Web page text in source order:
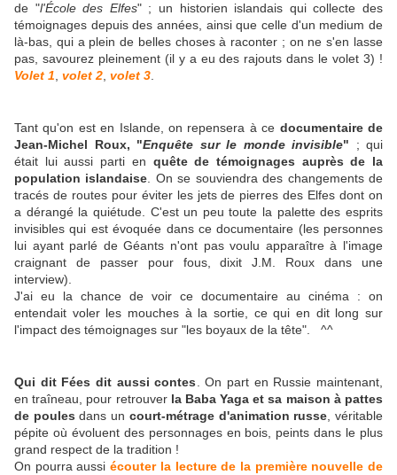
de "l'École des Elfes" ; un historien islandais qui collecte des
témoignages depuis des années, ainsi que celle d'un medium de
là-bas, qui a plein de belles choses à raconter ; on ne s'en lasse
pas, savourez pleinement (il y a eu des rajouts dans le volet 3) !
Volet 1 volet 2 volet 3
Tant qu'on est en Islande, on repensera à ce documentaire de
Jean-Michel Roux, "Enquête sur le monde invisible" ; qui
était lui aussi parti en quête de témoignages auprès de la
population islandaise . On se souviendra des changements de
tracés de routes pour éviter les jets de pierres des Elfes dont on
a dérangé la quiétude. C'est un peu toute la palette des esprits
invisibles qui est évoquée dans ce documentaire (les personnes
lui ayant parlé de Géants n'ont pas voulu apparaître à l'image
craignant de passer pour fous, dixit J.M. Roux dans une
interview).
J'ai eu la chance de voir ce documentaire au cinéma : on
entendait voler les mouches à la sortie, ce qui en dit long sur
l'impact des témoignages sur "les boyaux de la tête". ^^
Qui dit Fées dit aussi contes . On part en Russie maintenant,
en traîneau, pour retrouver la Baba Yaga et sa maison à pattes
de poules dans un court-métrage d'animation russe , véritable
pépite où évoluent des personnages en bois, peints dans le plus
grand respect de la tradition !
On pourra aussiécouter la lecture de la première nouvelle de